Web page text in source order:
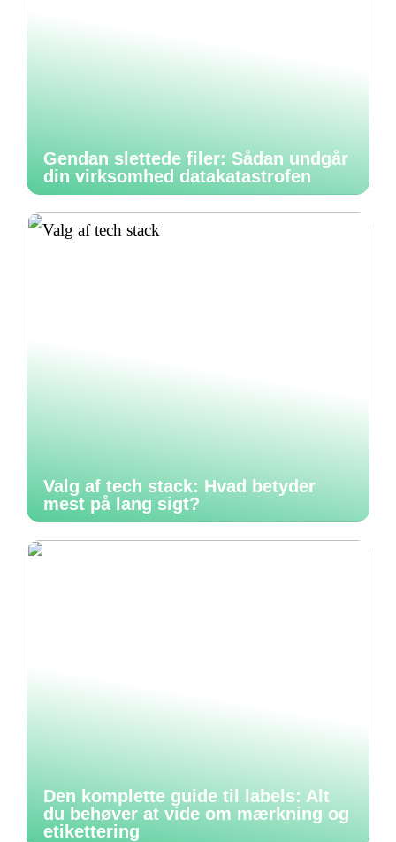
Gendan slettede filer: Sådan undgår
din virksomhed datakatastrofen
Valg af tech stack: Hvad betyder
mest på lang sigt?
Den komplette guide til labels: Alt
du behøver at vide om mærkning og
etikettering